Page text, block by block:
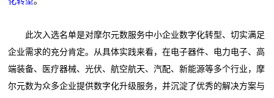
此次入选名单是对摩尔元数服务中小企业数字化转型、切实满足
企业需求的充分肯定。从具体实践来看，在电子器件、电力电子、高
端装备、医疗器械、光伏、航空航天、汽配、新能源等多个行业，摩
尔元数为众多企业提供数字化升级服务，并沉淀了优秀的解决方案与